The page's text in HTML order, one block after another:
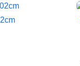
rápida